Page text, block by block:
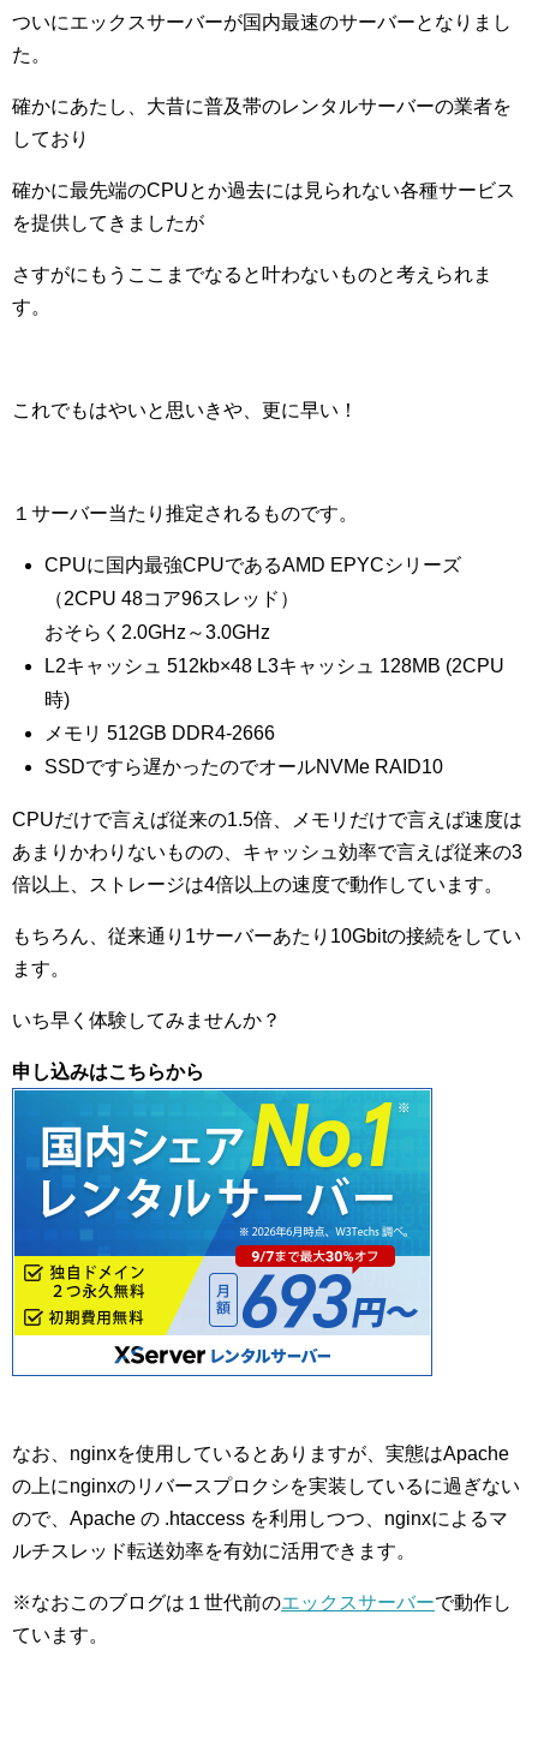
ついにエックスサーバーが国内最速のサーバーとなりまし
た。
確かにあたし、大昔に普及帯のレンタルサーバーの業者を
しており
確かに最先端のCPUとか過去には見られない各種サービス
を提供してきましたが
さすがにもうここまでなると叶わないものと考えられま
す。
これでもはやいと思いきや、更に早い！
１サーバー当たり推定されるものです。
CPUに国内最強CPUであるAMD EPYCシリーズ
（2CPU 48コア96スレッド）
おそらく2.0GHz～3.0GHz
L2キャッシュ 512kb×48 L3キャッシュ 128MB (2CPU
時)
メモリ 512GB DDR4-2666
SSDですら遅かったのでオールNVMe RAID10
CPUだけで言えば従来の1.5倍、メモリだけで言えば速度は
あまりかわりないものの、キャッシュ効率で言えば従来の3
倍以上、ストレージは4倍以上の速度で動作しています。
もちろん、従来通り1サーバーあたり10Gbitの接続をしてい
ます。
いち早く体験してみませんか？
申し込みはこちらから
なお、nginxを使用しているとありますが、実態はApache
の上にnginxのリバースプロクシを実装しているに過ぎない
ので、Apache の .htaccess を利用しつつ、nginxによるマ
ルチスレッド転送効率を有効に活用できます。
※なおこのブログは１世代前のエックスサーバーで動作し
ています。